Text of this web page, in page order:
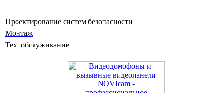
Проектирование систем безопасности
Монтаж
Тех. обслуживание